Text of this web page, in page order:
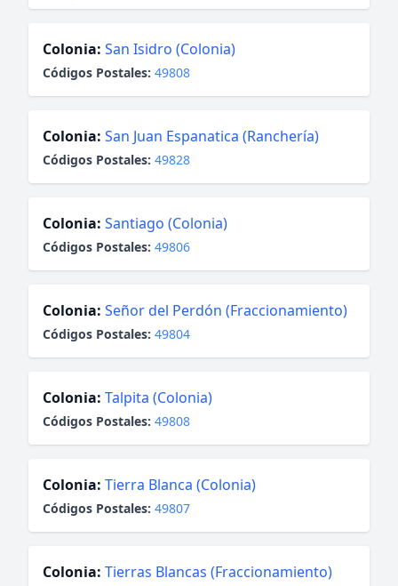
Colonia: San Isidro (Colonia)
Códigos Postales: 49808
Colonia: San Juan Espanatica (Ranchería)
Códigos Postales: 49828
Colonia: Santiago (Colonia)
Códigos Postales: 49806
Colonia: Señor del Perdón (Fraccionamiento)
Códigos Postales: 49804
Colonia: Talpita (Colonia)
Códigos Postales: 49808
Colonia: Tierra Blanca (Colonia)
Códigos Postales: 49807
Colonia: Tierras Blancas (Fraccionamiento)